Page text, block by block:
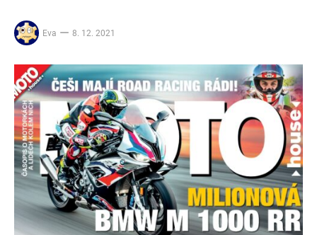
Eva 8. 12. 2021